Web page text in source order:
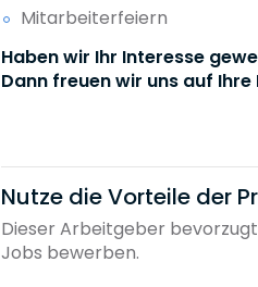
Mitarbeiterfeiern
Haben wir Ihr Interesse
Dann freuen wir uns auf
Nutze die Vorteile der
Dieser Arbeitgeber
Jobs bewerben.